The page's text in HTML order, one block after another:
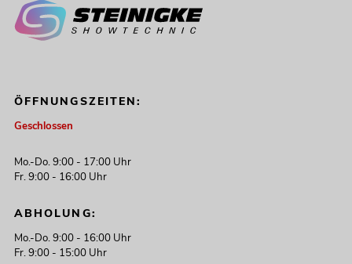
ÖFFNUNGSZEITEN:
Geschlossen
Mo.-Do. 9:00 - 17:00 Uhr
Fr. 9:00 - 16:00 Uhr
ABHOLUNG:
Mo.-Do. 9:00 - 16:00 Uhr
Fr. 9:00 - 15:00 Uhr